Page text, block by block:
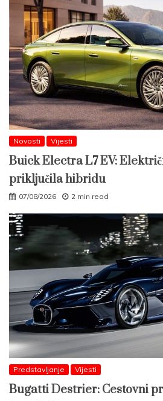
Novosti Vijesti
Buick Electra L7 EV:
priključila hibridu
07/08/2026 2 min read
Predstavljanje Vijesti
Bugatti Destrier: Cestovni